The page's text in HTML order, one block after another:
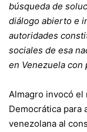
búsqueda de
diálogo abierto e
autoridades
sociales de esa
en Venezuela con
Almagro invocó
Democrática para
venezolana al